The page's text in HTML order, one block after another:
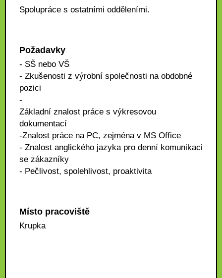
Spolupráce s ostatními odděleními.
Požadavky
- SŠ nebo VŠ
- Zkušenosti z výrobní společnosti na obdobné
pozici
-
Základní znalost práce s výkresovou
dokumentací
-Znalost práce na PC, zejména v MS Office
- Znalost anglického jazyka pro denní komunikaci
se zákazníky
- Pečlivost, spolehlivost, proaktivita
Místo pracoviště
Krupka